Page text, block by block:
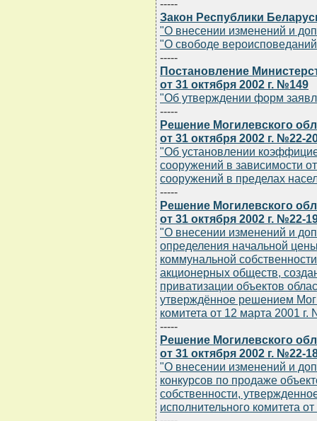
-----
Закон Республики
"О внесении изменений и
"О свободе
-----
Постановление
от 31 октября 2002 г. №149
"Об утверждении форм
-----
Решение Могилевского
от 31 октября 2002 г. №22-
"Об установлении
сооружений в зависимости
сооружений в пределах
-----
Решение Могилевского
от 31 октября 2002 г. №22-
"О внесении изменений и
определения начальной
коммунальной
акционерных обществ,
приватизации объектов
утверждённое решением
комитета от 12 марта 2001 г.
-----
Решение Могилевского
от 31 октября 2002 г. №22-
"О внесении изменений и
конкурсов по продаже
собственности,
исполнительного комитета